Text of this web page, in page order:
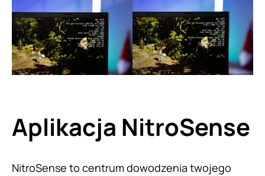
Aplikacja NitroSense
NitroSense to centrum dowodzenia twojego